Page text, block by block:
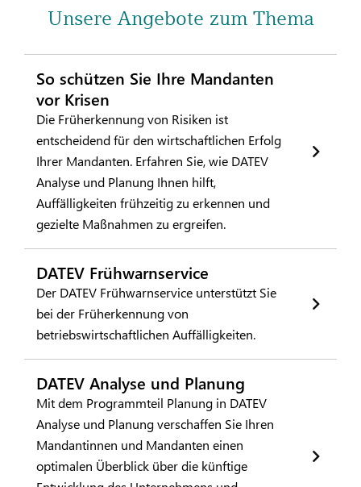
Unsere Angebote zum Thema
So schützen Sie Ihre Mandanten
vor Krisen
Die Früherkennung von Risiken ist
entscheidend für den wirtschaftlichen Erfolg
Ihrer Mandanten. Erfahren Sie, wie DATEV
Analyse und Planung Ihnen hilft,
Auffälligkeiten frühzeitig zu erkennen und
gezielte Maßnahmen zu ergreifen.
DATEV Frühwarnservice
Der DATEV Frühwarnservice unterstützt Sie
bei der Früherkennung von
betriebswirtschaftlichen Auffälligkeiten.
DATEV Analyse und Planung
Mit dem Programmteil Planung in DATEV
Analyse und Planung verschaffen Sie Ihren
Mandantinnen und Mandanten einen
optimalen Überblick über die künftige